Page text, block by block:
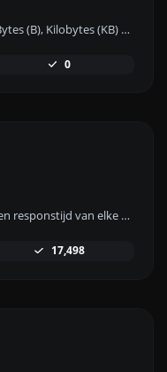
Bereken de grootte van elke tekst in Bytes (B), Kilobytes (KB) of Megabytes (MB) met behulp van onze tekstgrootte-calculator.
0
Gebruik onze ping-tool om de status en responstijd van elke website, server of poort snel en efficiënt te controleren.
17,498